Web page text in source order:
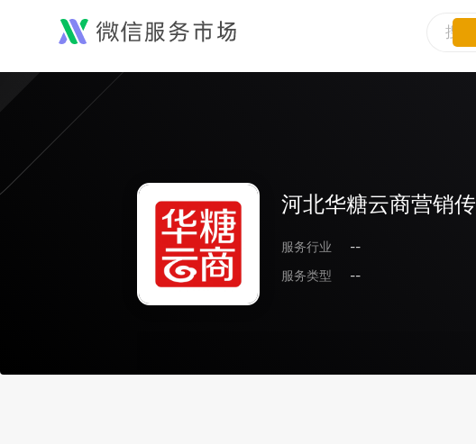
河北华糖云商营销
服务行业
--
服务类型
--